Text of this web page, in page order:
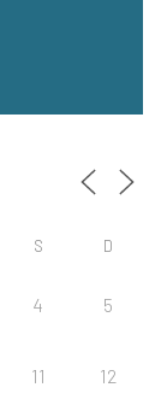
S D
4 5
11 12